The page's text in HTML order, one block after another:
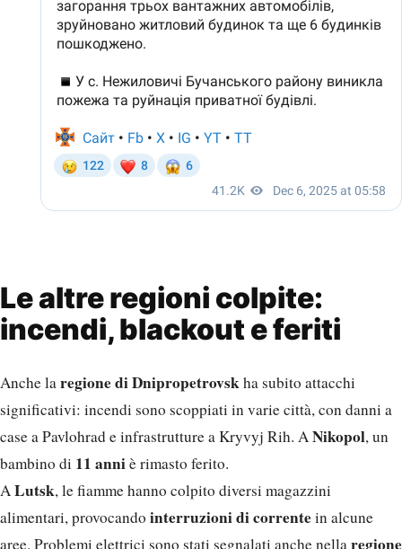
Le altre regioni colpite:
incendi, blackout e feriti
Anche laregione di Dnipropetrovskha subito attacchi
significativi: incendi sono scoppiati in varie città, con danni a
case a Pavlohrad e infrastrutture a Kryvyj Rih. ANikopol, un
bambino di 11 anniè rimasto ferito.
ALutsk, le fiamme hanno colpito diversi magazzini
alimentari, provocando interruzioni di correntein alcune
aree. Problemi elettrici sono stati segnalati anche nella regione